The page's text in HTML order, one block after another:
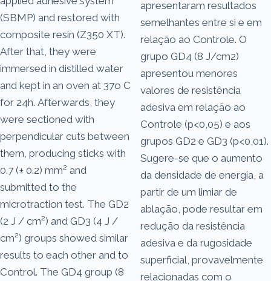
(SBMP) and restored with
composite resin (Z350 XT).
After that, they were
immersed in distilled water
and kept in an oven at 37o C
for 24h. Afterwards, they
were sectioned with
perpendicular cuts between
them, producing sticks with
0.7 (± 0.2) mm² and
submitted to the
microtraction test. The GD2
(2 J / cm²) and GD3 (4 J /
cm²) groups showed similar
results to each other and to
Control. The GD4 group (8
apresentaram resultados
semelhantes entre si e em
relação ao Controle. O
grupo GD4 (8 J/cm2)
apresentou menores
valores de resistência
adesiva em relação ao
Controle (p<0,05) e aos
grupos GD2 e GD3 (p<0,01).
Sugere-se que o aumento
da densidade de energia, a
partir de um limiar de
ablação, pode resultar em
redução da resistência
adesiva e da rugosidade
superficial, provavelmente
relacionadas com o